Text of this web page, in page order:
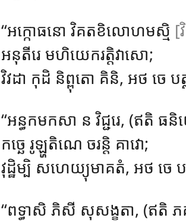
‘‘អក្កោធនោ វិគតខិលោហមស្មិ [
អនុតីរេ មហិយេករត្តិវាសោ;
វិវដា កុដិ និព្ពុតោ គិនិ, អថ ចេ ប
‘‘អន្ធកមកសា ន វិជ្ជរេ, (ឥតិ
កច្ឆេ រូឡ្ហតិណេ ចរន្តិ គាវោ;
វុដ្ឋិម្បិ សហេយ្យុមាគតំ, អថ ចេ
‘‘ពទ្ធាសិ ភិសី សុសង្ខតា, (ឥតិ ភ